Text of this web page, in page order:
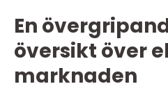
En
översikt över
marknaden